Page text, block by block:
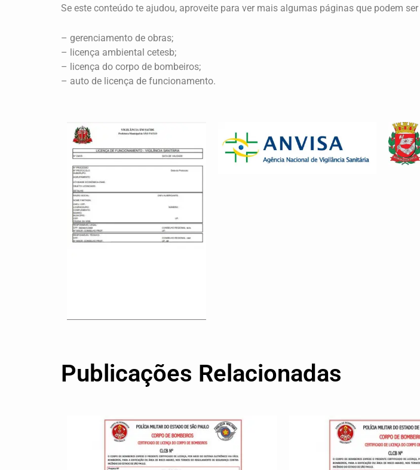
Se este conteúdo te ajudou, aproveite para ver mais algumas páginas que podem
– gerenciamento de obras;
– licença ambiental cetesb;
– licença do corpo de bombeiros;
– auto de licença de funcionamento.
Publicações Relacionadas